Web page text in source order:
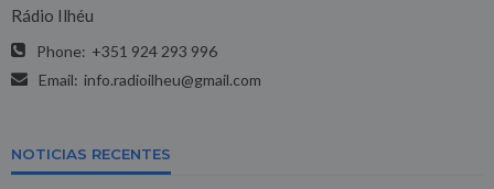
Rádio Ilhéu
Phone: +351 924 293 996
Email: info.radioilheu@gmail.com
NOTICIAS RECENTES